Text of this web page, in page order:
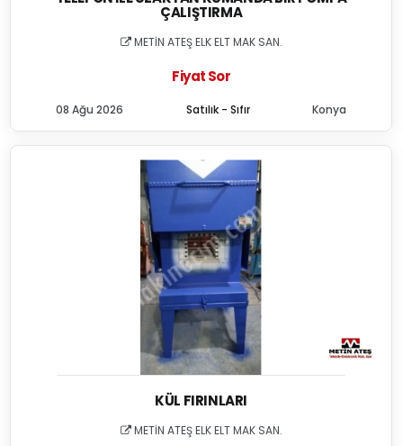
ÇALIŞTIRMA
METİN ATEŞ ELK ELT MAK SAN.
Fiyat Sor
Satılık - Sıfır
08 Ağu 2026 Konya
KÜL FIRINLARI
METİN ATEŞ ELK ELT MAK SAN.